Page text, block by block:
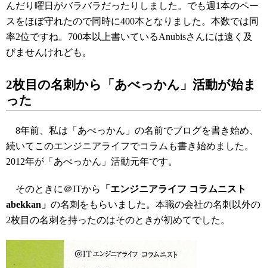
んだり曜日がバラバラだったりしました。でも週1本のペー
スをほぼ守れたので同時に400本となりました。本数では同
率2位ですね。700本以上書いているAnubisさんには遠く及
びませんけれども。
2枚目の名刺から「あべっかん」活動が始ま
った
8年前、私は「あべっかん」の名前でブログを書き始め、
続いてこのエンジニアライフでコラムも書き始めました。
2012年が「あべっかん」活動元年です。
そのときに＠ITから
「エンジニアライフ コラムニスト
abekkan」 の名刺をもらいました。本職の会社の名刺以外の
2枚目の名刺を持ったのはそのときが初めてでした。